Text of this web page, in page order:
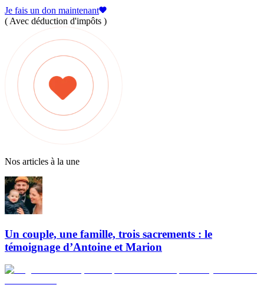
Je fais un don maintenant
( Avec déduction d'impôts )
Nos articles à la une
Un couple, une famille, trois sacrements : le
témoignage d’Antoine et Marion